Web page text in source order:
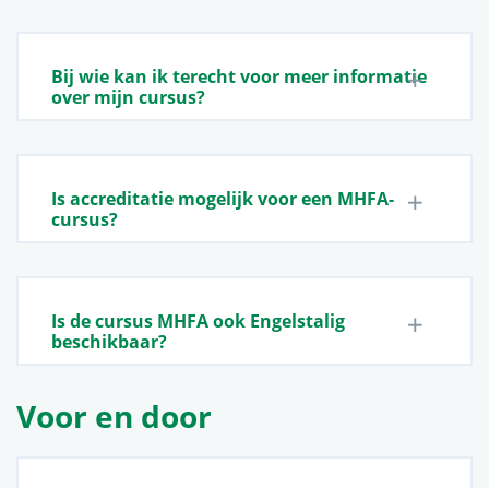
Bij wie kan ik terecht voor meer informatie
over mijn cursus?
Is accreditatie mogelijk voor een MHFA-
cursus?
Is de cursus MHFA ook Engelstalig
beschikbaar?
Voor en door